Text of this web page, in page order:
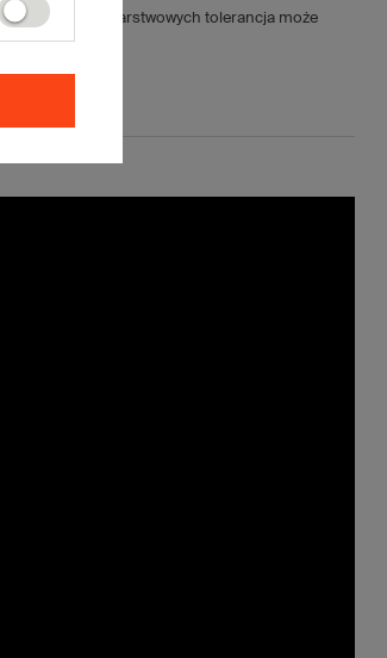
kartonów 5-warstwowych tolerancja może